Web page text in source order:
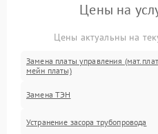
Цены на
Цены актуальны на
Замена платы управления
мейн платы)
Замена ТЭН
Устранение засора трубопровода